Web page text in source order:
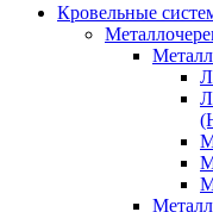
Кровельные